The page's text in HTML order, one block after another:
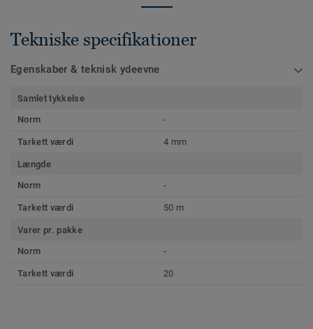
Tekniske specifikationer
Egenskaber & teknisk ydeevne
Samlet tykkelse
Norm
-
Tarkett værdi 4 mm
Længde
Norm
-
Tarkett værdi 50 m
Varer pr. pakke
Norm
-
Tarkett værdi 20